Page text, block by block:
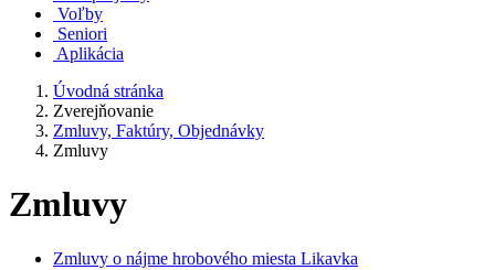
Voľby
Seniori
Aplikácia
Úvodná stránka
Zverejňovanie
Zmluvy, Faktúry, Objednávky
Zmluvy
Zmluvy
Zmluvy o nájme hrobového miesta Likavka